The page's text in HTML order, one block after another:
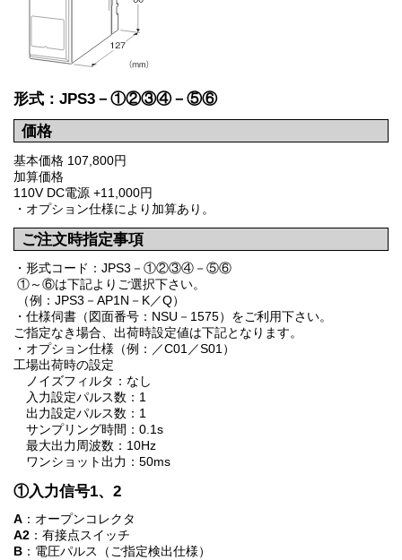
形式：JPS3－①②③④－⑤⑥
価格
基本価格 107,800円
加算価格
110V DC電源 +11,000円
・オプション仕様により加算あり。
ご注文時指定事項
・形式コード：JPS3－①②③④－⑤⑥
①～⑥は下記よりご選択下さい。
（例：JPS3－AP1N－K／Q）
・仕様伺書（図面番号：NSU－1575）をご利用下さい。
ご指定なき場合、出荷時設定値は下記となります。
・オプション仕様（例：／C01／S01）
工場出荷時の設定
ノイズフィルタ：なし
入力設定パルス数：1
出力設定パルス数：1
サンプリング時間：0.1s
最大出力周波数：10Hz
ワンショット出力：50ms
①入力信号1、2
A ：オープンコレクタ
A2 ：有接点スイッチ
B ：電圧パルス（ご指定検出仕様）